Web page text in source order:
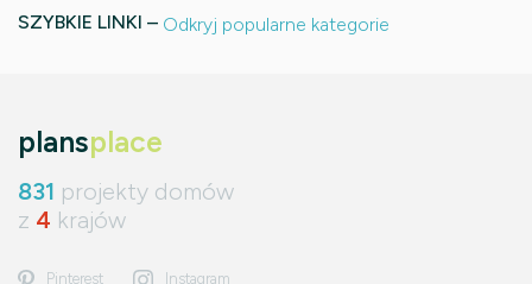
SZYBKIE LINKI – Odkryj popularne kategorie
plansplace
831 projekty domów
z 4 krajów
Pinterest Instagram